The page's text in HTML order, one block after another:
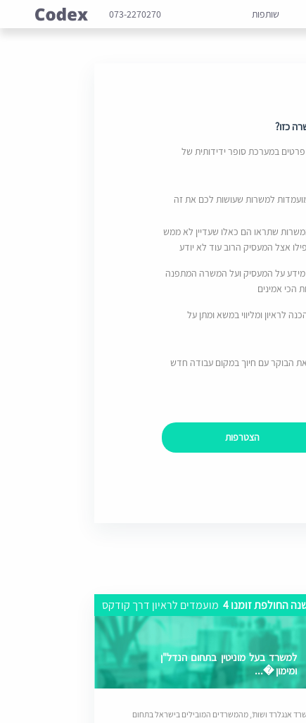
שותפות 073-2270270
כזו?
במערכת סופר ידידותית של
למשרות שעושות לכם את זה
שתראו הם כאלו שעדיין לא ממש
אצל המעסיק הרוב עוד לא יודע
על המעסיק ועל המשרה המתפנה
הכי אמינים
לראיון ומליווי במשא ומתן על
הבוקר עם חיוך במקום עבודה חדש
הצטרפות
החולפת זומנו 4 מועמדים לראיון דרך קודקס
למשרד בעל מוניטין בתחום הנדל"ן
ומימון �...
אנגלרד ושות’, מהמשרדים המובילים בישראל בתחום